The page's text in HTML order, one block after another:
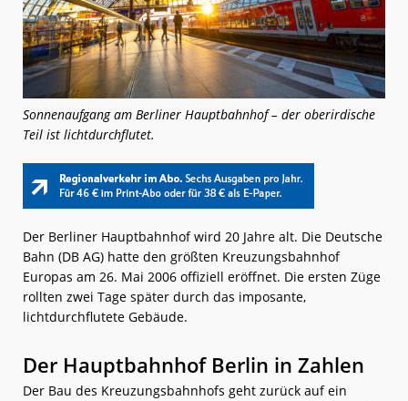
Sonnenaufgang am Berliner Hauptbahnhof – der oberirdische
Teil ist lichtdurchflutet.
Der Berliner Hauptbahnhof wird 20 Jahre alt. Die Deutsche
Bahn (DB AG) hatte den größten Kreuzungsbahnhof
Europas am 26. Mai 2006 offiziell eröffnet. Die ersten Züge
rollten zwei Tage später durch das imposante,
lichtdurchflutete Gebäude.
Der Hauptbahnhof Berlin in Zahlen
Der Bau des Kreuzungsbahnhofs geht zurück auf ein